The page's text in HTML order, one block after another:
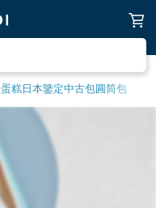
蛋糕日本鑒定中古包圓筒包